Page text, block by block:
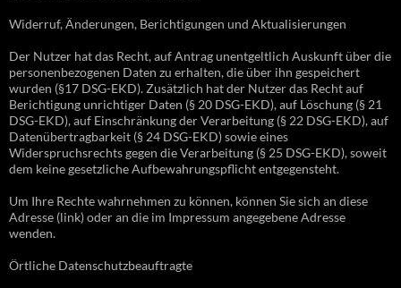
Widerruf, Änderungen, Berichtigungen und Aktualisierungen
Der Nutzer hat das Recht, auf Antrag unentgeltlich Auskunft über die
personenbezogenen Daten zu erhalten, die über ihn gespeichert
wurden (§17 DSG-EKD). Zusätzlich hat der Nutzer das Recht auf
Berichtigung unrichtiger Daten (§ 20 DSG-EKD), auf Löschung (§ 21
DSG-EKD), auf Einschränkung der Verarbeitung (§ 22 DSG-EKD), auf
Datenübertragbarkeit (§ 24 DSG-EKD) sowie eines
Widerspruchsrechts gegen die Verarbeitung (§ 25 DSG-EKD), soweit
dem keine gesetzliche Aufbewahrungspflicht entgegensteht.
Um Ihre Rechte wahrnehmen zu können, können Sie sich an diese
Adresse (link) oder an die im Impressum angegebene Adresse
wenden.
Örtliche Datenschutzbeauftragte